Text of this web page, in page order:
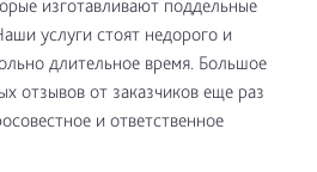
изготавливают поддельные
услуги стоят недорого и
длительное время. Большое
отзывов от заказчиков еще раз
и ответственное